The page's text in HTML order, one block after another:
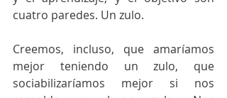
cuatro paredes. Un zulo.
Creemos, incluso, que amaríamos
mejor teniendo un zulo, que
sociabilizaríamos mejor si nos